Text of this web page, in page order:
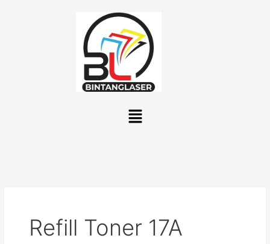
Menu
Refill Toner 17A